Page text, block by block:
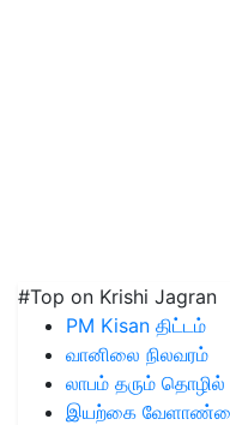
#Top on Krishi Jagran
PM Kisan திட்டம்
வானிலை நிலவரம்
லாபம் தரும் தொழில்
இயற்கை